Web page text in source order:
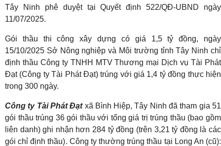
Tây Ninh phê duyệt tại Quyết định 522/QĐ-UBND ngày
11/07/2025.
Gói thầu thi công xây dựng có giá 1,5 tỷ đồng, ngày
15/10/2025 Sở Nông nghiệp và Môi trường tỉnh Tây Ninh chỉ
định thầu Công ty TNHH MTV Thương mại Dịch vụ Tài Phát
Đạt (Công ty Tài Phát Đạt) trúng với giá 1,4 tỷ đồng thực hiện
trong 300 ngày.
Công ty Tài Phát Đạt xã Bình Hiệp, Tây Ninh đã tham gia 51
gói thầu trúng 36 gói thầu với tổng giá trị trúng thầu (bao gồm
liên danh) ghi nhận hơn 284 tỷ đồng (trên 3,21 tỷ đồng là các
gói chỉ định thầu). Công ty thường trúng thầu tại Long An (cũ):